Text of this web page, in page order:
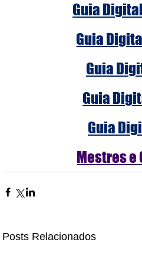
Guia
Guia
Guia
Guia
Guia
Mestres e
Posts Relacionados